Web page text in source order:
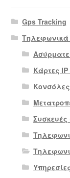
Gps Tracking
Τηλεφωνικά
Κάρτες